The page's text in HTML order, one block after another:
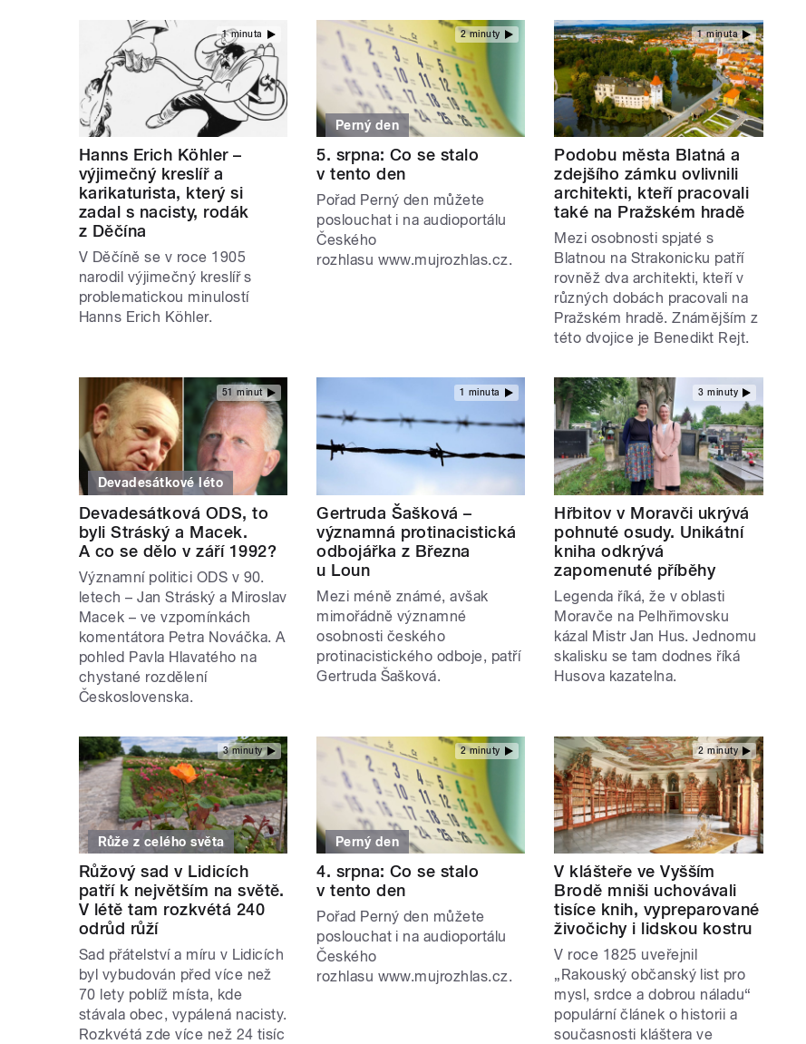
1 minuta
Hanns Erich Köhler –
výjimečný kreslíř a
karikaturista, který si
zadal s nacisty, rodák
z Děčína
V Děčíně se v roce 1905
narodil výjimečný kreslíř s
problematickou minulostí
Hanns Erich Köhler.
2 minuty
Perný den
5. srpna: Co se stalo
v tento den
Pořad Perný den můžete
poslouchat i na audioportálu
Českého
rozhlasu www.mujrozhlas.cz.
1 minuta
Podobu města Blatná a
zdejšího zámku ovlivnili
architekti, kteří pracovali
také na Pražském hradě
Mezi osobnosti spjaté s
Blatnou na Strakonicku patří
rovněž dva architekti, kteří v
různých dobách pracovali na
Pražském hradě. Známějším z
této dvojice je Benedikt Rejt.
51 minut
Devadesátkové léto
Devadesátková ODS, to
byli Stráský a Macek.
A co se dělo v září 1992?
Významní politici ODS v 90.
letech – Jan Stráský a Miroslav
Macek – ve vzpomínkách
komentátora Petra Nováčka. A
pohled Pavla Hlavatého na
chystané rozdělení
Československa.
1 minuta
Gertruda Šašková –
významná protinacistická
odbojářka z Března
u Loun
Mezi méně známé, avšak
mimořádně významné
osobnosti českého
protinacistického odboje, patří
Gertruda Šašková.
3 minuty
Hřbitov v Moravči ukrývá
pohnuté osudy. Unikátní
kniha odkrývá
zapomenuté příběhy
Legenda říká, že v oblasti
Moravče na Pelhřimovsku
kázal Mistr Jan Hus. Jednomu
skalisku se tam dodnes říká
Husova kazatelna.
3 minuty
Růže z celého světa
Růžový sad v Lidicích
patří k největším na světě.
V létě tam rozkvétá 240
odrůd růží
Sad přátelství a míru v Lidicích
byl vybudován před více než
70 lety poblíž místa, kde
stávala obec, vypálená nacisty.
Rozkvétá zde více než 24 tisíc
2 minuty
Perný den
4. srpna: Co se stalo
v tento den
Pořad Perný den můžete
poslouchat i na audioportálu
Českého
rozhlasu www.mujrozhlas.cz.
2 minuty
V klášteře ve Vyšším
Brodě mniši uchovávali
tisíce knih, vypreparované
živočichy i lidskou kostru
V roce 1825 uveřejnil
„Rakouský občanský list pro
mysl, srdce a dobrou náladu“
populární článek o historii a
současnosti kláštera ve